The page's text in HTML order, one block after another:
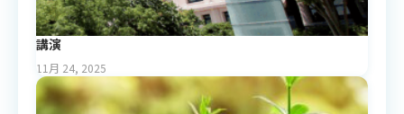
講演
11月 24, 2025